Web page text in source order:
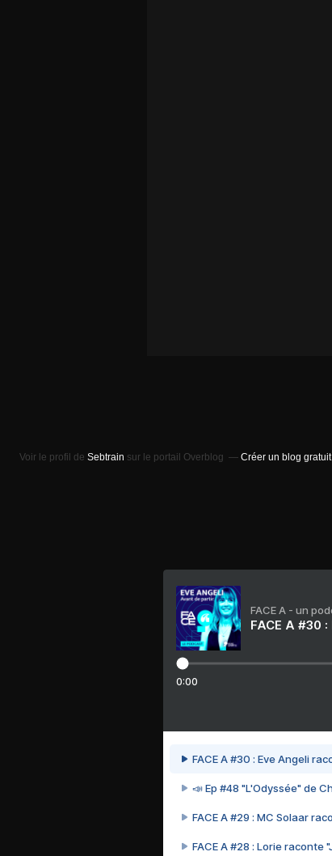
Voir le profil de Sebtrain sur le portail Overblog Créer un blog
FACE A - un
FACE A #30
0:00
FACE A #30 : Eve Angeli
📣 Ep #48 "L'Odyssée" de
FACE A #29 : MC Solaar
FACE A #28 : Lorie raconte